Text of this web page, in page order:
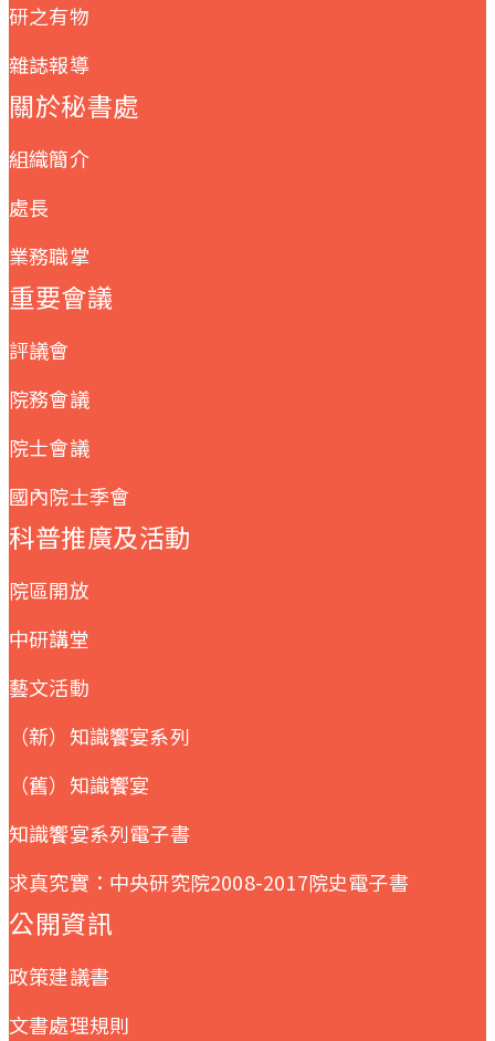
研之有物
雜誌報導
關於秘書處
組織簡介
處長
業務職掌
重要會議
評議會
院務會議
院士會議
國內院士季會
科普推廣及活動
院區開放
中研講堂
藝文活動
（新）知識饗宴系列
（舊）知識饗宴
知識饗宴系列電子書
求真究實：中央研究院2008-2017院史電子書
公開資訊
政策建議書
文書處理規則